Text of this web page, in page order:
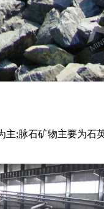
;脉石矿物主要为石